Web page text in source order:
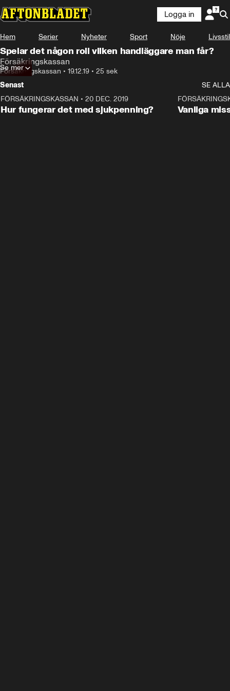
Annons
Annons från Försäkringskassan
Logga in
Hem Serier Nyheter Sport Nöje Livsstil
Spelar det någon roll vilken handläggare man får?
Försäkringskassan
Försäkringskassan • 19.12.19 • 25 sek
Se mer
Senast
SE ALLA
FÖRSÄKRINGSKASSAN • 20 DEC. 2019
Hur fungerar det med sjukpenning? Vanliga